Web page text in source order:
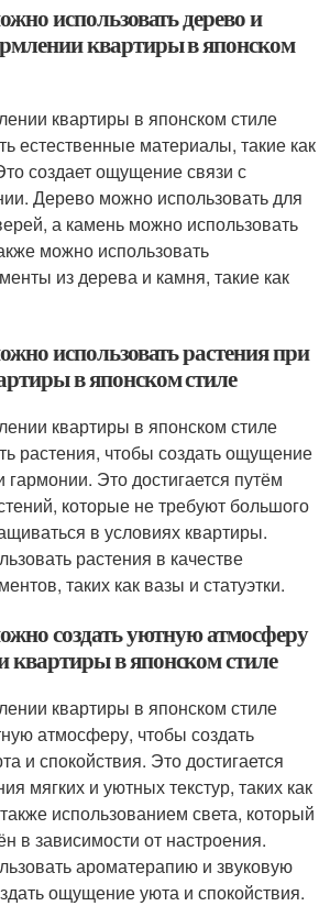
использовать дерево и
квартиры в японском
квартиры в японском стиле
естественные материалы, такие как
создает ощущение связи с
Дерево можно использовать для
а камень можно использовать
можно использовать
из дерева и камня, такие как
использовать растения при
в японском стиле
квартиры в японском стиле
растения, чтобы создать ощущение
гармонии. Это достигается путём
которые не требуют большого
в условиях квартиры.
растения в качестве
таких как вазы и статуэтки.
создать уютную атмосферу
в японском стиле
квартиры в японском стиле
атмосферу, чтобы создать
и спокойствия. Это достигается
мягких и уютных текстур, таких как
использованием света, который
в зависимости от настроения.
ароматерапию и звуковую
ощущение уюта и спокойствия.